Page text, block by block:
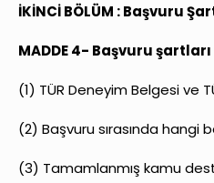
İKİNCİ BÖLÜM :Başvuru
MADDE 4- Başvuru şartları
(1) TÜR Deneyim Belgesi ve
(2) Başvuru sırasında
(3) Tamamlanmış kamu